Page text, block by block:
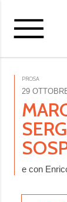
PROSA
29
e con